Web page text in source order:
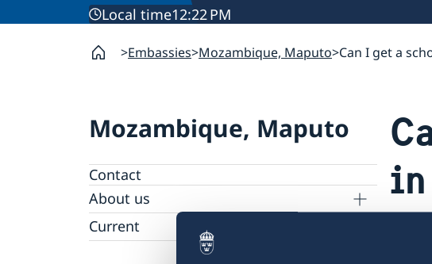
Local time12:22 PM
Embassies Mozambique, Maputo Can I get a
Mozambique, Maputo
Contact
About us
Staff Mozambique
Current
New ministers at the Ministry for Foreign
in